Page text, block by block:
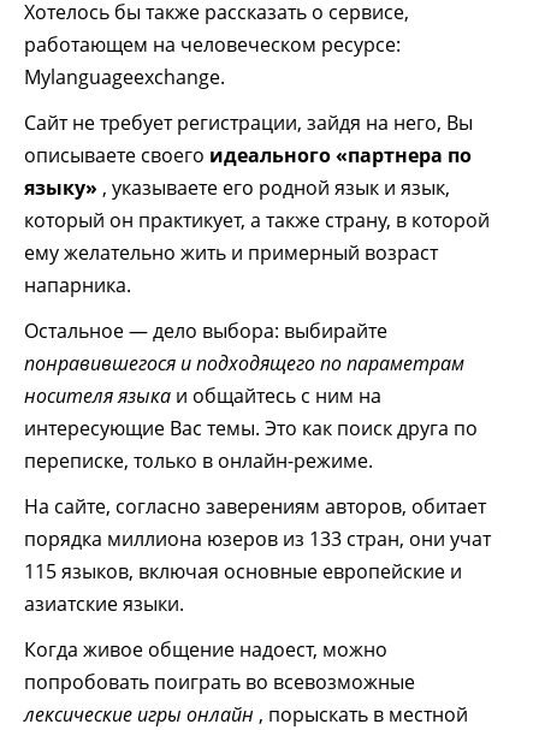
Хотелось бы также рассказать о сервисе,
работающем на человеческом ресурсе:
Mylanguageexchange.
Сайт не требует регистрации, зайдя на него, Вы
описываете своего идеального «партнера по
языку» , указываете его родной язык и язык,
который он практикует, а также страну, в которой
ему желательно жить и примерный возраст
напарника.
Остальное — дело выбора: выбирайте
понравившегося и подходящего по параметрам
носителя языка и общайтесь с ним на
интересующие Вас темы. Это как поиск друга по
переписке, только в онлайн-режиме.
На сайте, согласно заверениям авторов, обитает
порядка миллиона юзеров из 133 стран, они учат
115 языков, включая основные европейские и
азиатские языки.
Когда живое общение надоест, можно
попробовать поиграть во всевозможные
лексические игры онлайн , порыскать в местной